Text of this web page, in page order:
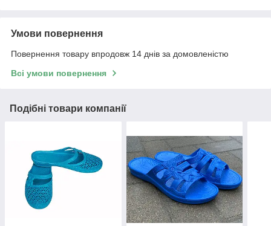
Умови повернення
Повернення товару впродовж 14 днів за домовленістю
Всі умови повернення
Подібні товари компанії